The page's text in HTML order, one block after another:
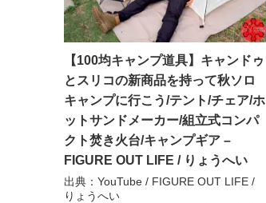
【100均キャンプ道具】キャンドゥ
とスリコの新商品を持って秋ソロ
キャンプに行こう/テント/チェア/ホ
ットサンドメーカー/組立式コンパ
クト焚き火台/キャンプギア –
FIGURE OUT LIFE / りょうへい
出典：YouTube / FIGURE OUT LIFE /
りょうへい